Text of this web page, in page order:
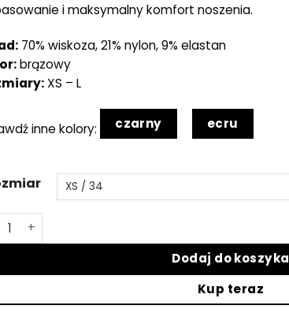
i maksymalny komfort noszenia.
70% wiskoza, 21% nylon, 9% elastan
brązowy
XS – L
inne kolory: czarny ecru
Brązowa bluzka Sicilia
Dodaj do koszyka
Kup teraz